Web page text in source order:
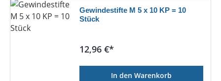
Gewindestifte M 5 x 10 KP = 10
Stück
Regulärer Preis:
12,96 €*
In den Warenkorb